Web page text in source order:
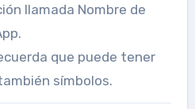
llamada Nombre de
que puede tener
símbolos.